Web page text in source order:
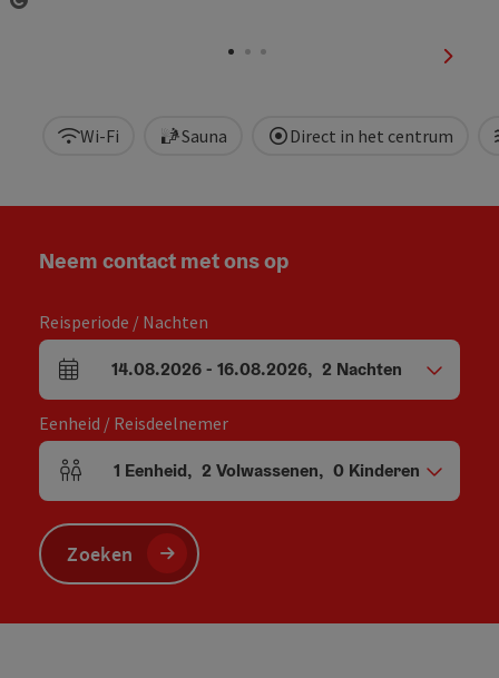
Wi-Fi Sauna Direct in het centrum
Neem contact met ons op
Reisperiode / Nachten
Velden voor aankomst en vertrek
14.08.2026- 16.08.2026, 2 Nachten
Eenheid / Reisdeelnemer
Aantal eenheden en persoonsvelden
1 Eenheid, 2 Volwassenen, 0 Kinderen
Zoeken